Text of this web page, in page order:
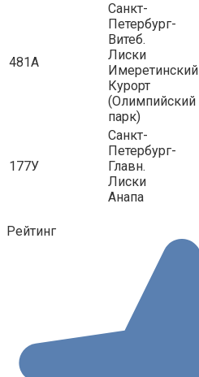
481А
Санкт-
Петербург-
Витеб.
Лиски
Имеретинский
Курорт
(Олимпийский
парк)
177У
Санкт-
Петербург-
Главн.
Лиски
Анапа
Рейтинг